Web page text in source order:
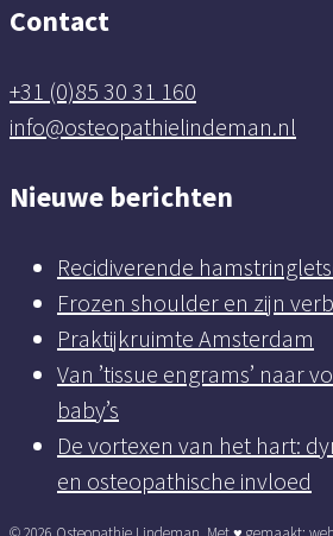
Contact
+31 (0)85 30 31 160
info@osteopathielindeman.nl
Nieuwe berichten
Recidiverende
Frozen shoulder en zijn
Praktijkruimte Amsterdam
Van ’tissue engrams’ naar
baby’s
De vortexen van het hart:
en osteopathische invloed